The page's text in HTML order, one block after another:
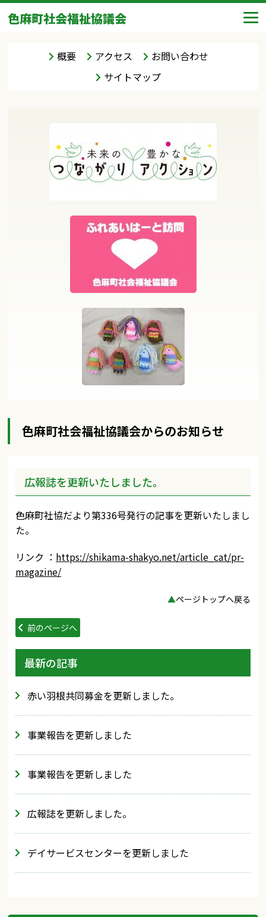
色麻町社会福祉協議会
概要 アクセス
お問い合わせ
サイトマップ
色麻町社会福祉協議会からのお知らせ
広報誌を更新いたしました。
色麻町社協だより第336号発行の記事を更新いたしまし
た。
リンク ： https://shikama-shakyo.net/article_cat/pr-
magazine/
▲ページトップへ戻る
前のページへ
最新の記事
赤い羽根共同募金を更新しました。
事業報告を更新しました
事業報告を更新しました
広報誌を更新しました。
デイサービスセンターを更新しました